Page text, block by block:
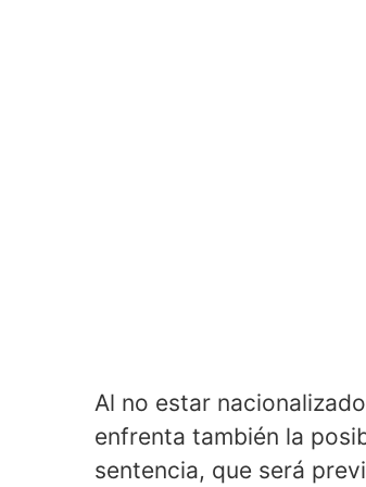
Al no estar
enfrenta también la
sentencia, que será